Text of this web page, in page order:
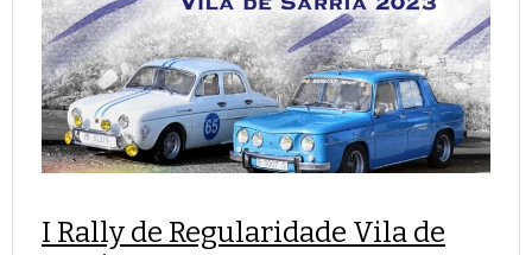
I Rally de Regularidade Vila de